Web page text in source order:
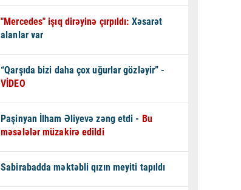
"Mercedes" işıq dirəyinə çırpıldı: Xəsarət
alanlar var
“Qarşıda bizi daha çox uğurlar gözləyir” -
VİDEO
Paşinyan İlham Əliyevə zəng etdi - Bu
məsələlər müzakirə edildi
Sabirabadda məktəbli qızın meyiti tapıldı